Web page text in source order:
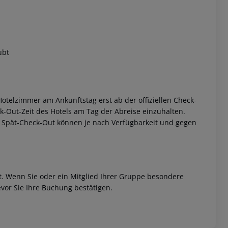
am Ankunftstag erst ab der offiziellen Check-
Out-Zeit des Hotels am Tag der Abreise einzuhalten.
Check-Out können je nach Verfügbarkeit und gegen
Sie oder ein Mitglied Ihrer Gruppe besondere
Sie Ihre Buchung bestätigen.